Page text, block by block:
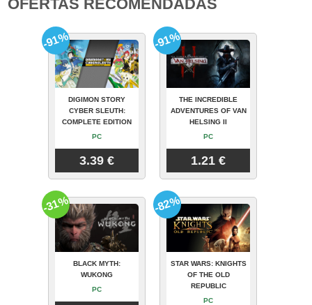
OFERTAS RECOMENDADAS
DIGIMON STORY
CYBER SLEUTH:
COMPLETE EDITION
PC
3.39 €
-91%
THE INCREDIBLE
ADVENTURES OF VAN
HELSING II
PC
1.21 €
-91%
BLACK MYTH:
WUKONG
PC
-31%
STAR WARS: KNIGHTS
OF THE OLD
REPUBLIC
PC
-82%